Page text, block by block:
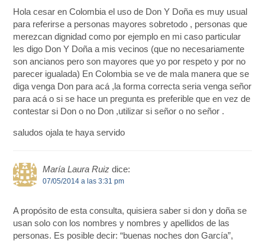
Hola cesar en Colombia el uso de Don Y Doña es muy usual
para referirse a personas mayores sobretodo , personas que
merezcan dignidad como por ejemplo en mi caso particular
les digo Don Y Doña a mis vecinos (que no necesariamente
son ancianos pero son mayores que yo por respeto y por no
parecer igualada) En Colombia se ve de mala manera que se
diga venga Don para acá ,la forma correcta seria venga señor
para acá o si se hace un pregunta es preferible que en vez de
contestar si Don o no Don ,utilizar si señor o no señor .
saludos ojala te haya servido
María Laura Ruiz dice:
07/05/2014 a las 3:31 pm
A propósito de esta consulta, quisiera saber si don y doña se
usan solo con los nombres y nombres y apellidos de las
personas. Es posible decir: “buenas noches don García”,